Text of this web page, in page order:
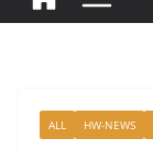
ALL HW-NEWS